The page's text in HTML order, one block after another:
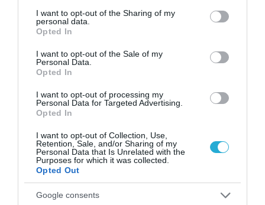
not limited to your visit or usage behaviour. You may click to
grant or deny consent to Google and its third-party tags to
use your data for below specified purposes in below Google
consent section.
I want to opt-out of the Sharing of my
personal data.
Opted In
I want to opt-out of the Sale of my
Personal Data.
Opted In
I want to opt-out of processing my
Personal Data for Targeted Advertising.
Opted In
I want to opt-out of Collection, Use,
Retention, Sale, and/or Sharing of my
Personal Data that Is Unrelated with the
Purposes for which it was collected.
Opted Out
Google consents
14.02.2026 08:48
Τελικά υπάρχει «αδελφή ψυχή»; – Τι
απαντούν οι επιστήμονες